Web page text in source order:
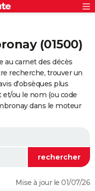
(01500)
au carnet des décès
recherche, trouver un
d'obsèques plus
ou le nom (ou code
dans le moteur
Mise à jour le 01/07/26